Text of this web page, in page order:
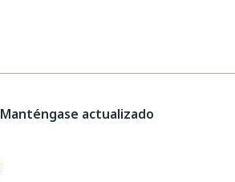
Manténgase actualizado